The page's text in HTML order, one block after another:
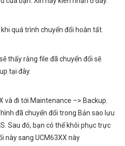
quá trình chuyển đổi hoàn tất.
thấy rằng file đã chuyển đổi sẽ
tại đây.
và đi tới Maintenance –> Backup.
đã chuyển đổi trong Bản sao lưu
Sau đó, bạn có thể khôi phục trực
này sang UCM63XX này